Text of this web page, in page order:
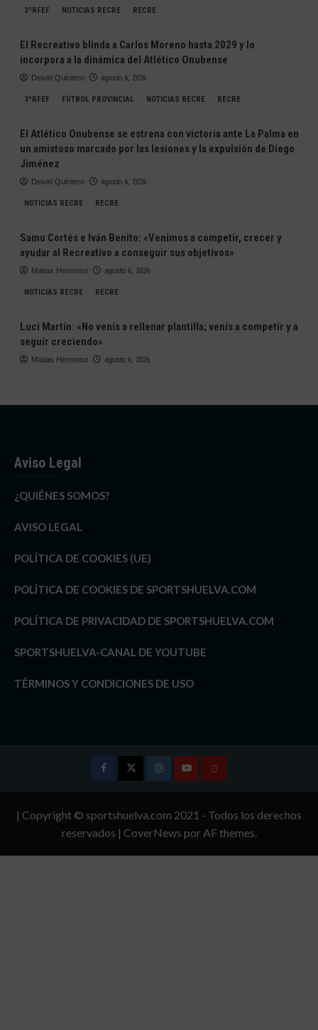
3ªRFEF NOTICIAS RECRE RECRE
El Recreativo blinda a Carlos Moreno hasta 2029 y lo
incorpora a la dinámica del Atlético Onubense
Deivid Quintero agosto 6, 2026
3ªRFEF FÚTBOL PROVINCIAL NOTICIAS RECRE RECRE
El Atlético Onubense se estrena con victoria ante La Palma en
un amistoso marcado por las lesiones y la expulsión de Diego
Jiménez
Deivid Quintero agosto 6, 2026
NOTICIAS RECRE RECRE
Samu Cortés e Iván Benito: «Venimos a competir, crecer y
ayudar al Recreativo a conseguir sus objetivos»
Matias Hermoso agosto 6, 2026
NOTICIAS RECRE RECRE
Luci Martín: «No venís a rellenar plantilla; venís a competir y a
seguir creciendo»
Matias Hermoso agosto 6, 2026
Aviso Legal
¿QUIÉNES SOMOS?
AVISO LEGAL
POLÍTICA DE COOKIES (UE)
POLÍTICA DE COOKIES DE SPORTSHUELVA.COM
POLÍTICA DE PRIVACIDAD DE SPORTSHUELVA.COM
SPORTSHUELVA-CANAL DE YOUTUBE
TÉRMINOS Y CONDICIONES DE USO
InstagramYoutubeTÉRMINOS
CONDICIONES
| Copyright © sportshuelva.com 2021 - Todos los derechos
reservados | CoverNews por AF themes.